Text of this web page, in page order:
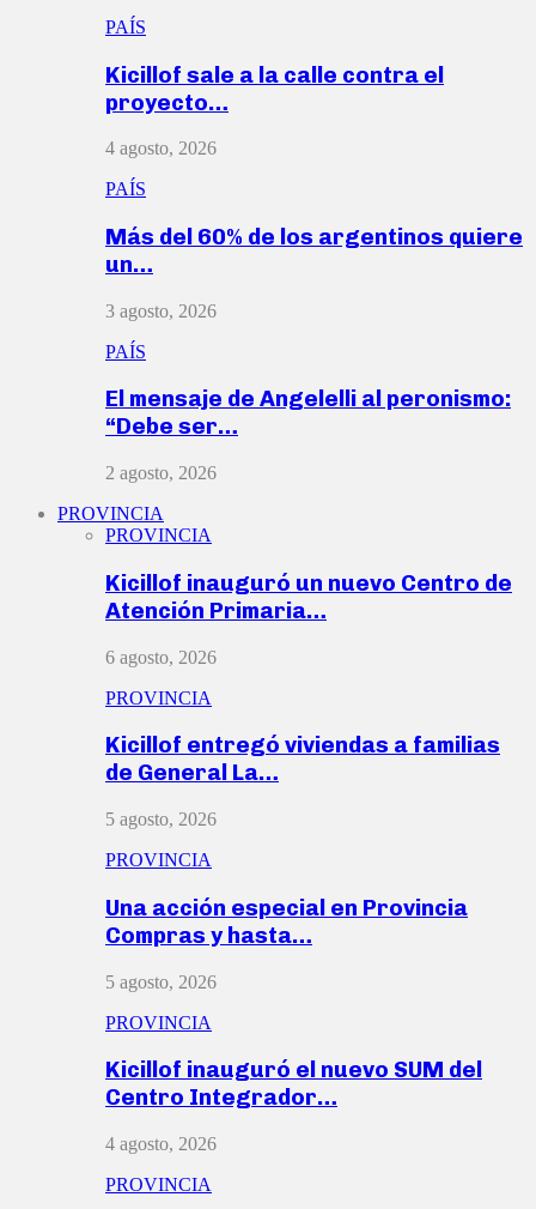
PAÍS
Kicillof sale a la calle contra el
proyecto…
4 agosto, 2026
PAÍS
Más del 60% de los argentinos quiere
un…
3 agosto, 2026
PAÍS
El mensaje de Angelelli al peronismo:
“Debe ser…
2 agosto, 2026
PROVINCIA
PROVINCIA
Kicillof inauguró un nuevo Centro de
Atención Primaria…
6 agosto, 2026
PROVINCIA
Kicillof entregó viviendas a familias
de General La…
5 agosto, 2026
PROVINCIA
Una acción especial en Provincia
Compras y hasta…
5 agosto, 2026
PROVINCIA
Kicillof inauguró el nuevo SUM del
Centro Integrador…
4 agosto, 2026
PROVINCIA